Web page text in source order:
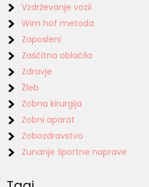
Vzdrževanje vozil
Wim hof metoda
Zaposleni
Zaščitna oblačila
Zdravje
Žleb
Zobna kirurgija
Zobni aparat
Zobozdravstvo
Zunanje športne naprave